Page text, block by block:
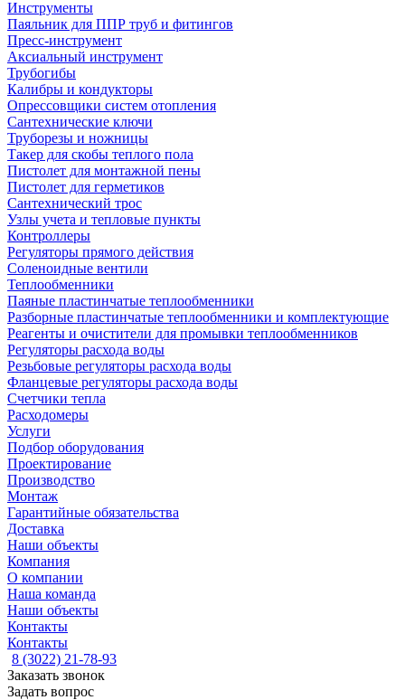
Инструменты
Паяльник для ППР труб и фитингов
Пресс-инструмент
Аксиальный инструмент
Трубогибы
Калибры и кондукторы
Опрессовщики систем отопления
Сантехнические ключи
Труборезы и ножницы
Такер для скобы теплого пола
Пистолет для монтажной пены
Пистолет для герметиков
Сантехнический трос
Узлы учета и тепловые пункты
Контроллеры
Регуляторы прямого действия
Соленоидные вентили
Теплообменники
Паяные пластинчатые теплообменники
Разборные пластинчатые теплообменники и комплектующие
Реагенты и очистители для промывки теплообменников
Регуляторы расхода воды
Резьбовые регуляторы расхода воды
Фланцевые регуляторы расхода воды
Счетчики тепла
Расходомеры
Услуги
Подбор оборудования
Проектирование
Производство
Монтаж
Гарантийные обязательства
Доставка
Наши объекты
Компания
О компании
Наша команда
Наши объекты
Контакты
Контакты
8 (3022) 21-78-93
Заказать звонок
Задать вопрос